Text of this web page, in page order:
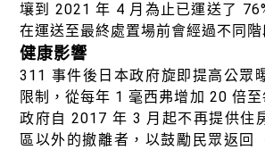
壤到 2021 年 4 月為止已運送了
在運送至最終處置場前會經過不同階
健康影響
311 事件後日本政府旋即提高公眾
限制，從每年 1 毫西弗增加 20 倍至
政府自 2017 年 3 月起不再提供住
區以外的撤離者，以鼓勵民眾返回